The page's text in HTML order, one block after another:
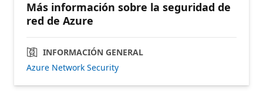
Más información sobre la seguridad de
red de Azure
INFORMACIÓN GENERAL
Azure Network Security